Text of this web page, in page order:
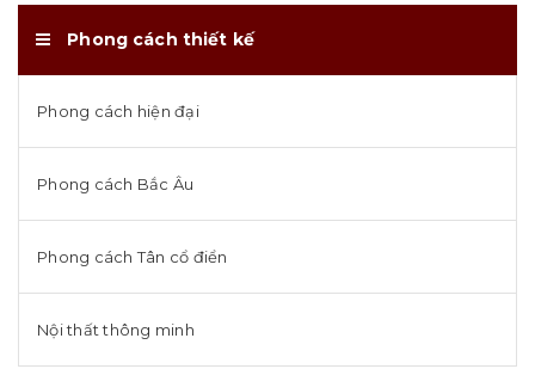
Phong cách thiết kế
Phong cách hiện đại
Phong cách Bắc Âu
Phong cách Tân cổ điển
Nội thất thông minh